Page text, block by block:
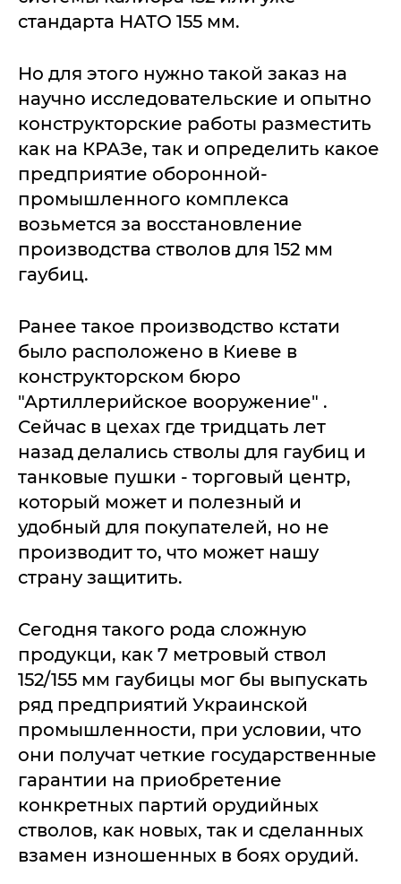
стандарта НАТО 155 мм.
Но для этого нужно такой заказ на
научно исследовательские и опытно
конструкторские работы разместить
как на КРАЗе, так и определить какое
предприятие оборонной-
промышленного комплекса
возьмется за восстановление
производства стволов для 152 мм
гаубиц.
Ранее такое производство кстати
было расположено в Киеве в
конструкторском бюро
"Артиллерийское вооружение" .
Сейчас в цехах где тридцать лет
назад делались стволы для гаубиц и
танковые пушки - торговый центр,
который может и полезный и
удобный для покупателей, но не
производит то, что может нашу
страну защитить.
Сегодня такого рода сложную
продукци, как 7 метровый ствол
152/155 мм гаубицы мог бы выпускать
ряд предприятий Украинской
промышленности, при условии, что
они получат четкие государственные
гарантии на приобретение
конкретных партий орудийных
стволов, как новых, так и сделанных
взамен изношенных в боях орудий.